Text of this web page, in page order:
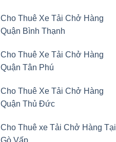
Cho Thuê Xe Tải Chở Hàng
Quận Bình Thạnh
Cho Thuê Xe Tải Chở Hàng
Quận Tân Phú
Cho Thuê Xe Tải Chở Hàng
Quận Thủ Đức
Cho Thuê xe Tải Chở Hàng Tại
Gò Vấp